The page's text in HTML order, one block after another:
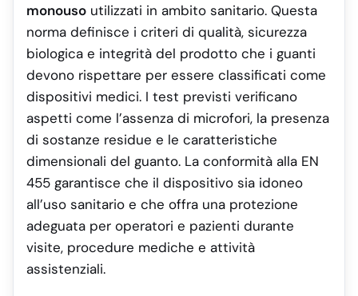
monouso utilizzati in ambito sanitario. Questa
norma definisce i criteri di qualità, sicurezza
biologica e integrità del prodotto che i guanti
devono rispettare per essere classificati come
dispositivi medici. I test previsti verificano
aspetti come l’assenza di microfori, la presenza
di sostanze residue e le caratteristiche
dimensionali del guanto. La conformità alla EN
455 garantisce che il dispositivo sia idoneo
all’uso sanitario e che offra una protezione
adeguata per operatori e pazienti durante
visite, procedure mediche e attività
assistenziali.